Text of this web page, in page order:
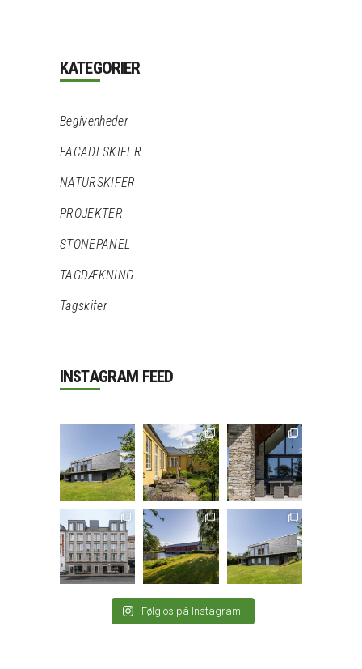
KATEGORIER
Begivenheder
FACADESKIFER
NATURSKIFER
PROJEKTER
STONEPANEL
TAGDÆKNING
Tagskifer
INSTAGRAM FEED
Følg os på Instagram!